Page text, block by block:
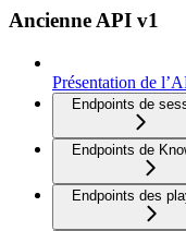
Ancienne API v1
Présentation de
Endpoints de
Endpoints de
Endpoints des